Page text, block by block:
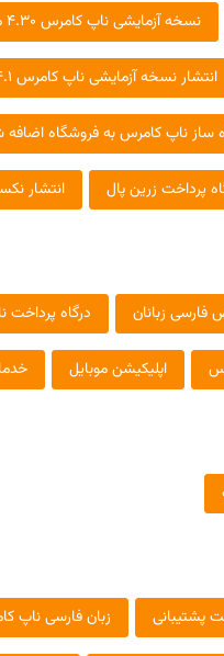
نسخه آزمایشی ناپ کامرس 4.30 منتشر شد
انتشار نسخه آزمایشی ناپ کامرس 4.1
ساز ناپ کامرس به فروشگاه
پرداخت زرین پال انتشار نکست
زبانان درگاه
اپلیکیشن موبایل
زبان فارسی ناپ